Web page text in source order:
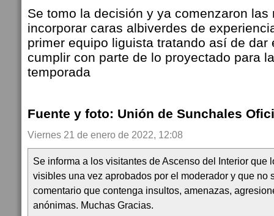
Se tomo la decisión y ya comenzaron las
incorporar caras albiverdes de
primer equipo liguista tratando así de dar
cumplir con parte de lo proyectado para
temporada
Fuente y foto: Unión de Sunchales
Viernes 21 de enero de 2022, 12:08
Se informa a los visitantes de Ascenso del Interior que
visibles una vez aprobados por el moderador y que no
comentario que contenga insultos, amenazas,
anónimas. Muchas Gracias.